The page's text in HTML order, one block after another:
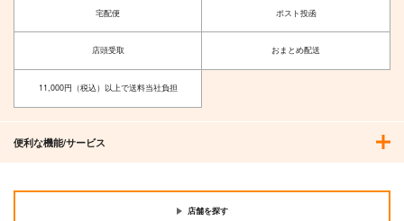
最強の職業は勇者でも
賢者でもなく鑑定士
〈仮〉らしいです
円 （税込）
作品詳細
国美少女、義妹になっ
759円
宅配便 ポスト投函
店頭受取 おまとめ配送
11,000円（税込）以上で送料当社負担
便利な機能/サービス
店舗を探す